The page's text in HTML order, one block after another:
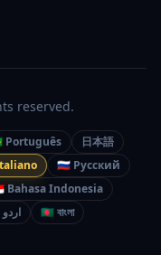
reserved.
Português
日本語
🇷🇺 Русский
Bahasa Indonesia
🇵🇰 اردو 🇧🇩 বাংলা